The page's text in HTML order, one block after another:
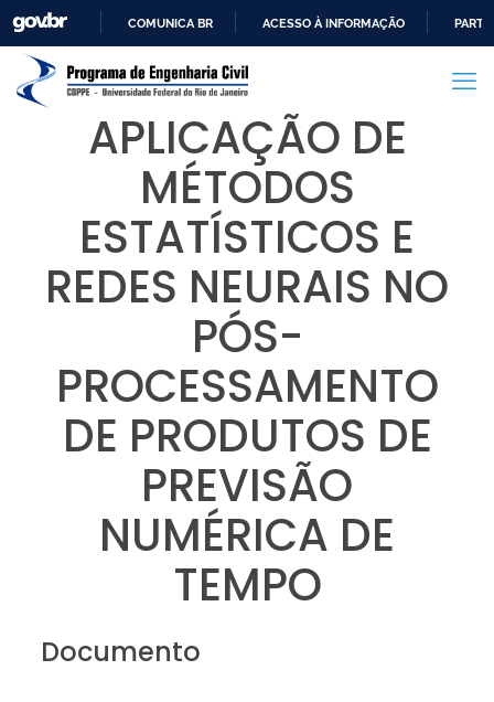
PARA
CONTEÚDO
COMUNICA BR ACESSO À INFORMAÇÃO
APLICAÇÃO DE
MÉTODOS
ESTATÍSTICOS E
REDES NEURAIS NO
PÓS-
PROCESSAMENTO
DE PRODUTOS DE
PREVISÃO
NUMÉRICA DE
TEMPO
Documento